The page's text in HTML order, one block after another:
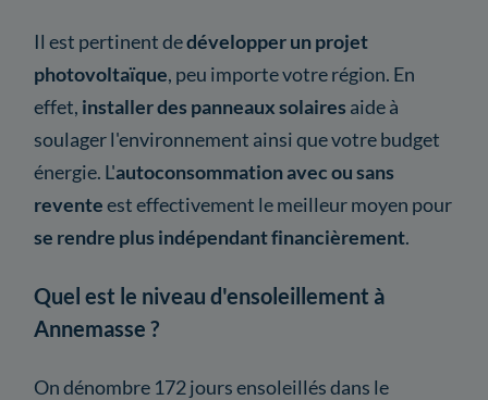
Il est pertinent dedévelopper un projet
photovoltaïque, peu importe votre région. En
effet, installer des panneaux solaires aide à
soulager l'environnement ainsi que votre budget
énergie. L'autoconsommation avec ou sans
reventeest effectivement le meilleur moyen pour
se rendre plus indépendant financièrement.
Quel est le niveau d'ensoleillement à
Annemasse ?
On dénombre 172 jours ensoleillés dans le